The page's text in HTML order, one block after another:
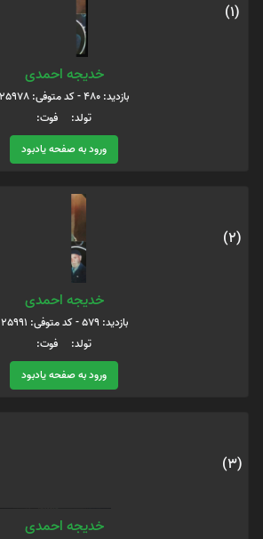
(1)
خدیجه احمدی
بازدید: 480 - کد متوفی: 25978
تولد: فوت:
ورود به صفحه یادبود
(2)
خدیجه احمدی
بازدید: 579 - کد متوفی: 25991
تولد: فوت:
ورود به صفحه یادبود
(3)
خدیجه احمدی